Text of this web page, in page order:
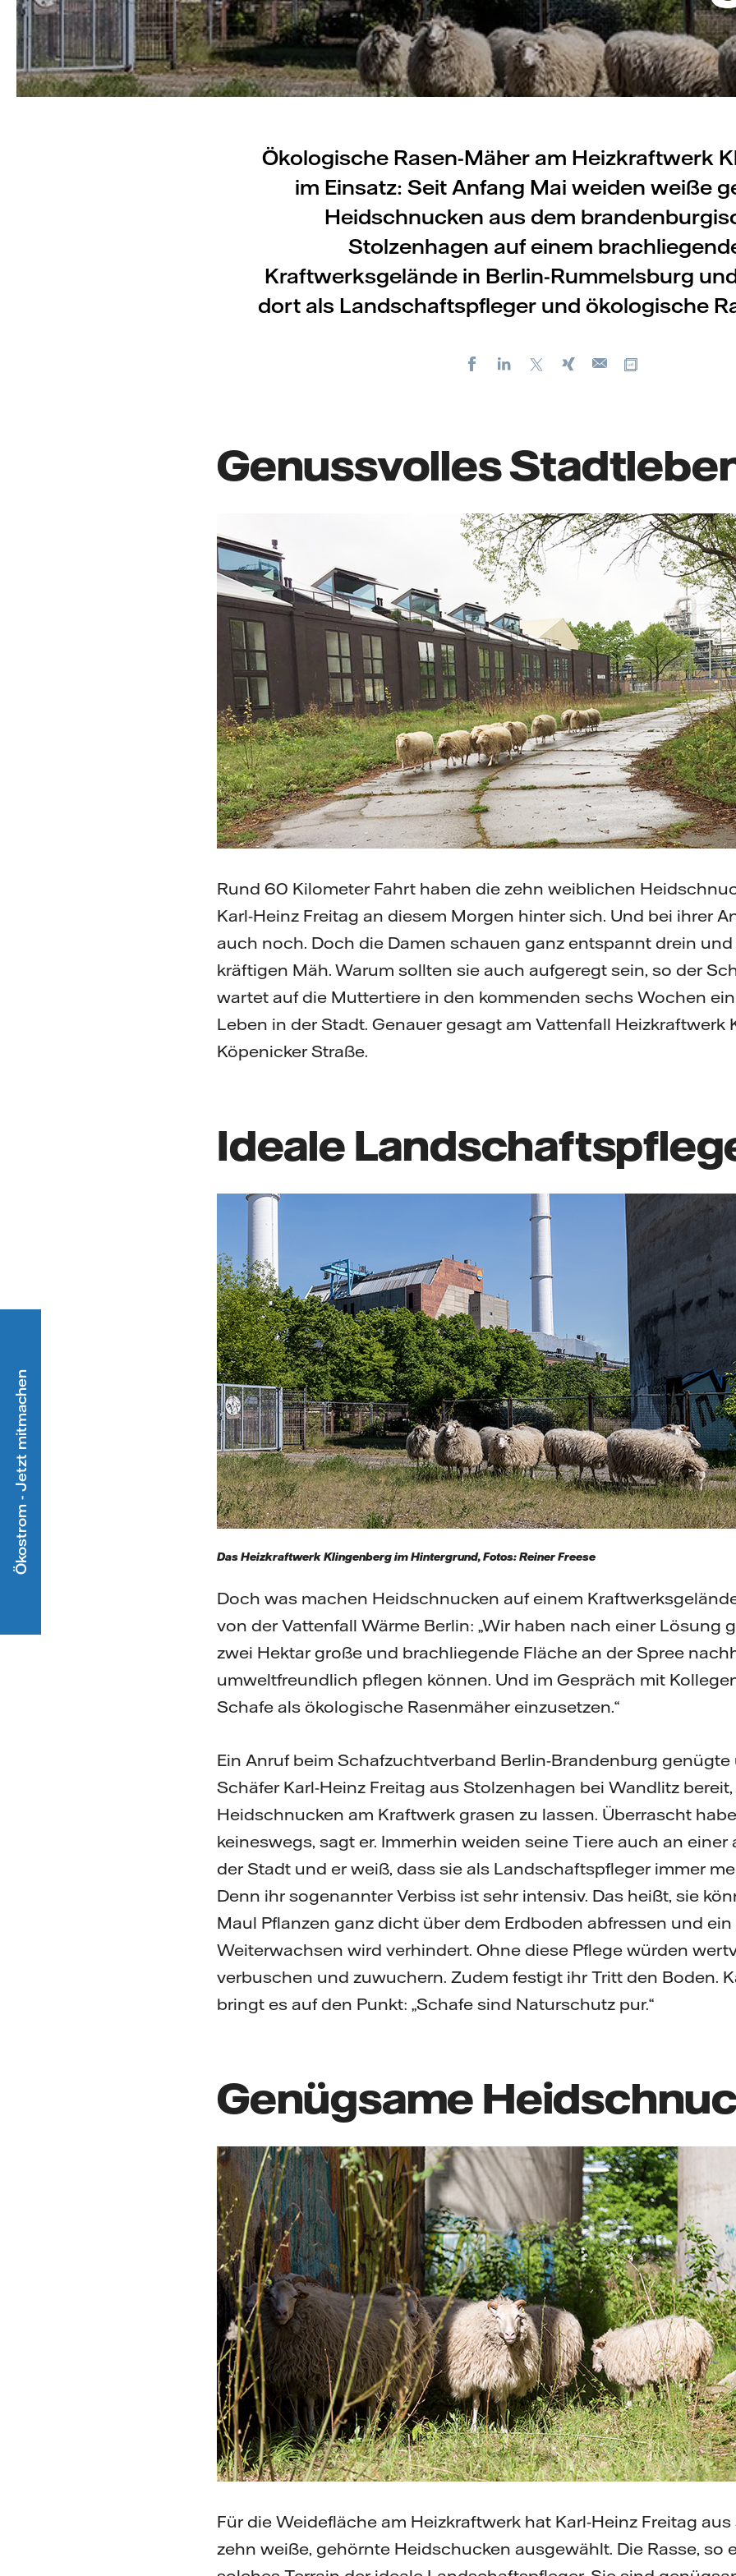
Ökologische Rasen-Mäher am Heizkraftwerk
im Einsatz: Seit Anfang Mai weiden weiße
Heidschnucken aus dem
Stolzenhagen auf einem
Kraftwerksgelände in Berlin-Rummelsburg
dort als Landschaftspfleger und ökologische
FacebookLinkedIn Xing
E-
Genussvolles
Rund 60 Kilometer Fahrt haben die zehn weiblichen
Karl-Heinz Freitag an diesem Morgen hinter sich. Und bei ihrer
auch noch. Doch die Damen schauen ganz entspannt drein
kräftigen Mäh. Warum sollten sie auch aufgeregt sein, so der
wartet auf die Muttertiere in den kommenden sechs Wochen
Leben in der Stadt. Genauer gesagt am Vattenfall Heizkraftwerk
Köpenicker Straße.
Ideale
Das Heizkraftwerk Klingenberg im Hintergrund, Fotos: Reiner Freese
Doch was machen Heidschnucken auf einem
von der Vattenfall Wärme Berlin: „Wir haben nach einer Lösung
zwei Hektar große und brachliegende Fläche an der Spree
umweltfreundlich pflegen können. Und im Gespräch mit
Schafe als ökologische Rasenmäher einzusetzen.“
Ein Anruf beim Schafzuchtverband Berlin-Brandenburg
Schäfer Karl-Heinz Freitag aus Stolzenhagen bei Wandlitz
Heidschnucken am Kraftwerk grasen zu lassen. Überrascht
keineswegs, sagt er. Immerhin weiden seine Tiere auch an einer
der Stadt und er weiß, dass sie als Landschaftspfleger immer
Denn ihr sogenannter Verbiss ist sehr intensiv. Das heißt, sie
Maul Pflanzen ganz dicht über dem Erdboden abfressen und
Weiterwachsen wird verhindert. Ohne diese Pflege würden
verbuschen und zuwuchern. Zudem festigt ihr Tritt den Boden.
bringt es auf den Punkt: „Schafe sind Naturschutz pur.“
Genügsame
Für die Weidefläche am Heizkraftwerk hat Karl-Heinz Freitag
zehn weiße, gehörnte Heidschucken ausgewählt. Die Rasse, so
Ökostrom - Jetzt mitmachen